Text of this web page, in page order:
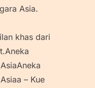
Asia.
khas dari
– Kue